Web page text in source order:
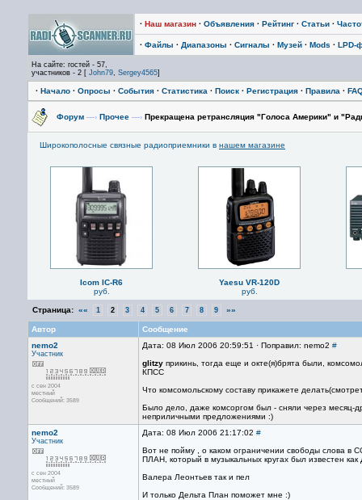
· Наш магазин · Объявления · Рейтинг · Статьи ·
· Файлы · Диапазоны · Сигналы · Музей · Mods · LPD-
На сайте: гостей - 57,
участников - 2 [ John79, Sergey4565]
· Начало · Опросы · События · Статистика · Поиск · Регистрация · Правила ·
Форум —› Прочее —› Прекращена ретрансляция "Голоса Америки" и
Широкополосные связные радиоприемники в нашем магазине
Icom IC-R6
руб.
Yaesu VR-120D
руб.
Страница: «« 1 2 3 4 5 6 7 8 9 »»
Автор
Сообщение
nemo2
Участник
с сен 2004
местный
Сообщений: 3589
Дата: 08 Июл 2006 20:59:51 · Поправил: nemo2 #
glitzy прикинь, тогда еще и окте(я)брята были,
КПСС
Что комсомольскому составу прикажете
Было дело, даже комсоргом был - сняли через месяц-
неприличными предложениями :)
nemo2
Участник
с сен 2004
местный
Сообщений: 3589
Дата: 08 Июл 2006 21:17:02 #
Вот не пойму , о каком ограничении свободы слова в
ПЛАН, который в музыкальных кругах был известен как
Валера Леонтьев так и пел
И только Дельта План поможет мне :)